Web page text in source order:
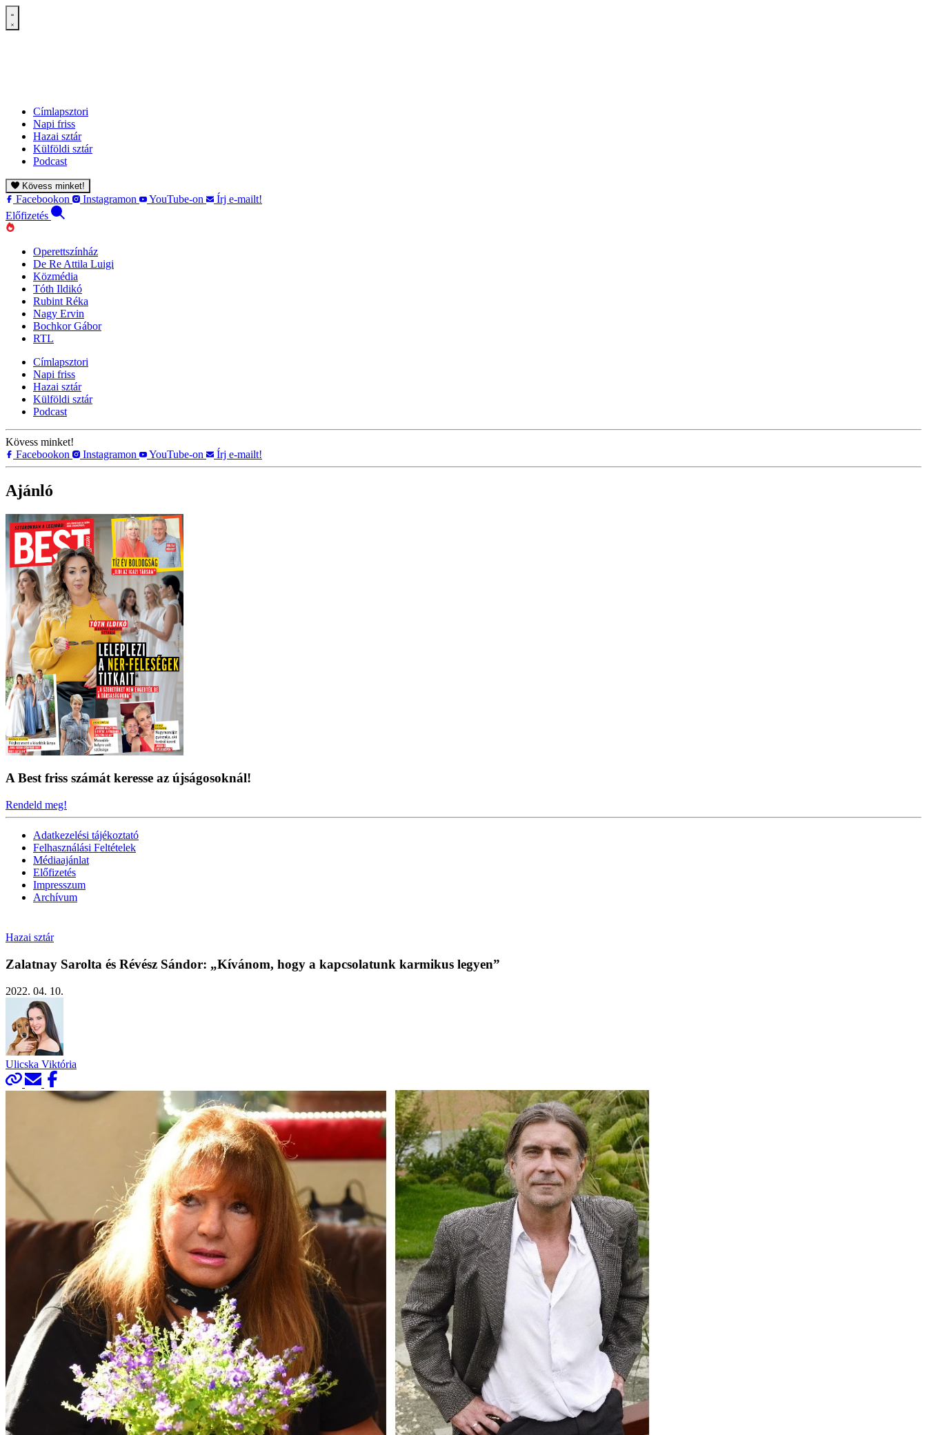
Címlapsztori
Napi friss
Hazai sztár
Külföldi sztár
Podcast
Kövess minket!
Facebookon Instagramon YouTube-on
Írj e-mailt!
Előfizetés
Operettszínház
De Re Attila Luigi
Közmédia
Tóth Ildikó
Rubint Réka
Nagy Ervin
Bochkor Gábor
RTL
Címlapsztori
Napi friss
Hazai sztár
Külföldi sztár
Podcast
Kövess minket!
Facebookon
Instagramon YouTube-on Írj e-mailt!
Ajánló
A Best friss számát keresse az újságosoknál!
Rendeld meg!
Adatkezelési tájékoztató
Felhasználási Feltételek
Médiaajánlat
Előfizetés
Impresszum
Archívum
Hazai sztár
Zalatnay Sarolta és Révész Sándor: „Kívánom, hogy a kapcsolatunk karmikus legyen”
2022. 04. 10.
Ulicska Viktória